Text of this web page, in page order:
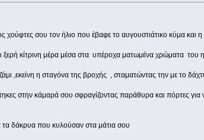
χούφτες σου τον ήλιο που έβαφε το αυγουστιάτικο κύμα
ξερή κίτρινη μέρα μέσα στα υπέροχα ματωμένα χρώματα του
,εκείνη η σταγόνα της βροχής , σταματώντας την με το
στην κάμαρά σου σφραγίζοντας παράθυρα και πόρτες
τα δάκρυα που κυλούσαν στα μάτια σου